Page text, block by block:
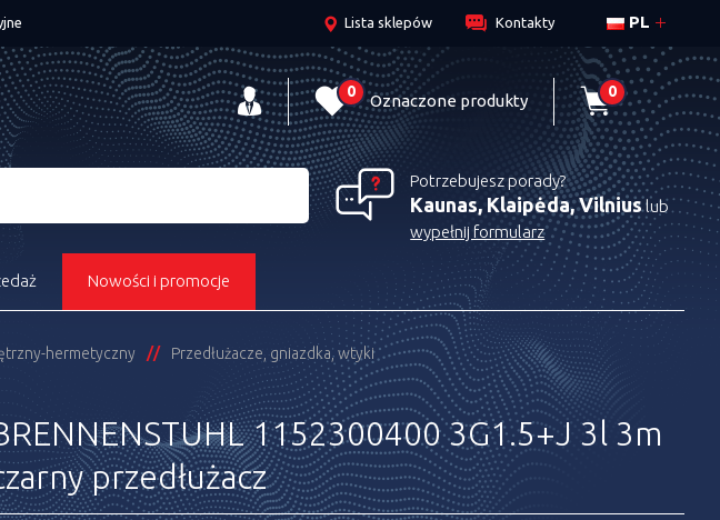
PL
Lista sklepów Kontakty
0 Oznaczone produkty 0
Potrzebujesz porady?
Kaunas, Klaipėda, Vilniuslub
wypełnij formularz
Nowości i promocje
hermetyczny
Przedłużacze, gniazdka, wtyki
1152300400 3G1.5+J 3l 3m
przedłużacz